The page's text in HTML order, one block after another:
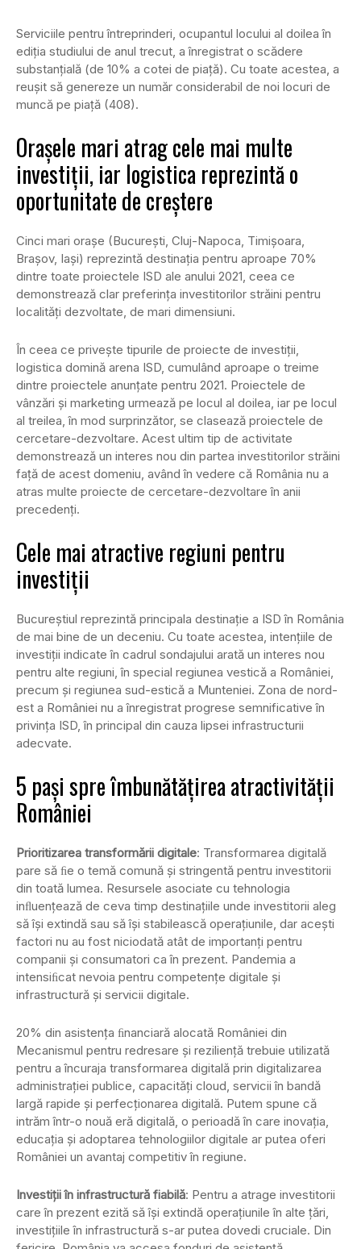
Serviciile pentru întreprinderi, ocupantul locului al doilea în
ediția studiului de anul trecut, a înregistrat o scădere
substanțială (de 10% a cotei de piață). Cu toate acestea, a
reușit să genereze un număr considerabil de noi locuri de
muncă pe piață (408).
Orașele mari atrag cele mai multe
investiții, iar logistica reprezintă o
oportunitate de creștere
Cinci mari orașe (București, Cluj-Napoca, Timișoara,
Brașov, Iași) reprezintă destinația pentru aproape 70%
dintre toate proiectele ISD ale anului 2021, ceea ce
demonstrează clar preferința investitorilor străini pentru
localități dezvoltate, de mari dimensiuni.
În ceea ce privește tipurile de proiecte de investiții,
logistica domină arena ISD, cumulând aproape o treime
dintre proiectele anunțate pentru 2021. Proiectele de
vânzări și marketing urmează pe locul al doilea, iar pe locul
al treilea, în mod surprinzător, se clasează proiectele de
cercetare-dezvoltare. Acest ultim tip de activitate
demonstrează un interes nou din partea investitorilor străini
față de acest domeniu, având în vedere că România nu a
atras multe proiecte de cercetare-dezvoltare în anii
precedenți.
Cele mai atractive regiuni pentru
investiții
Bucureștiul reprezintă principala destinație a ISD în România
de mai bine de un deceniu. Cu toate acestea, intențiile de
investiții indicate în cadrul sondajului arată un interes nou
pentru alte regiuni, în special regiunea vestică a României,
precum și regiunea sud-estică a Munteniei. Zona de nord-
est a României nu a înregistrat progrese semnificative în
privința ISD, în principal din cauza lipsei infrastructurii
adecvate.
5 pași spre îmbunătățirea atractivității
României
Prioritizarea transformării digitale: Transformarea digitală
pare să ﬁe o temă comună și stringentă pentru investitorii
din toată lumea. Resursele asociate cu tehnologia
inﬂuențează de ceva timp destinațiile unde investitorii aleg
să își extindă sau să își stabilească operațiunile, dar acești
factori nu au fost niciodată atât de importanți pentru
companii și consumatori ca în prezent. Pandemia a
intensiﬁcat nevoia pentru competențe digitale și
infrastructură și servicii digitale.
20% din asistența ﬁnanciară alocată României din
Mecanismul pentru redresare și reziliență trebuie utilizată
pentru a încuraja transformarea digitală prin digitalizarea
administrației publice, capacități cloud, servicii în bandă
largă rapide și perfecționarea digitală. Putem spune că
intrăm într-o nouă eră digitală, o perioadă în care inovația,
educația și adoptarea tehnologiilor digitale ar putea oferi
României un avantaj competitiv în regiune.
Investiții în infrastructură fiabilă: Pentru a atrage investitorii
care în prezent ezită să își extindă operațiunile în alte țări,
investițiile în infrastructură s-ar putea dovedi cruciale. Din